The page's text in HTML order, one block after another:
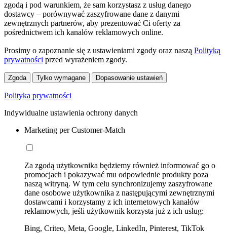
zgodą i pod warunkiem, że sam korzystasz z usług danego
dostawcy – porównywać zaszyfrowane dane z danymi
zewnętrznych partnerów, aby prezentować Ci oferty za
pośrednictwem ich kanałów reklamowych online.
Prosimy o zapoznanie się z ustawieniami zgody oraz naszą Polityką
prywatności przed wyrażeniem zgody.
Zgoda Tylko wymagane Dopasowanie ustawień
Polityka prywatności
Indywidualne ustawienia ochrony danych
Marketing per Customer-Match
Za zgodą użytkownika będziemy również informować go o
promocjach i pokazywać mu odpowiednie produkty poza
naszą witryną. W tym celu synchronizujemy zaszyfrowane
dane osobowe użytkownika z następującymi zewnętrznymi
dostawcami i korzystamy z ich internetowych kanałów
reklamowych, jeśli użytkownik korzysta już z ich usług:
Bing, Criteo, Meta, Google, LinkedIn, Pinterest, TikTok